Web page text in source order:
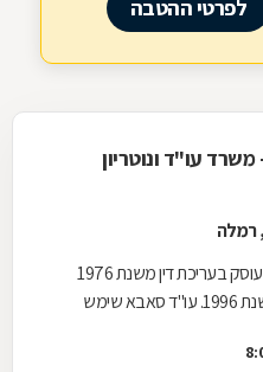
לפרטי ההטבה
עו"ד ונוטריון
עו"ד ניקולא סאבא עוסק בעריכת דין משנת 1976
ומשמש כנוטריון משנת 1996. עו"ד סאבא שימש